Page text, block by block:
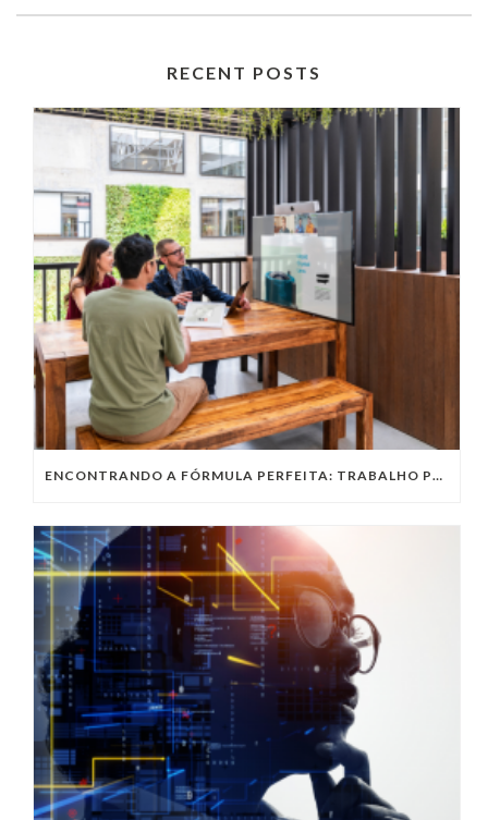
RECENT POSTS
ENCONTRANDO A FÓRMULA PERFEITA: TRABALHO PRESENCIAL, HOME OFFICE OU TRABALHO HÍBRIDO?